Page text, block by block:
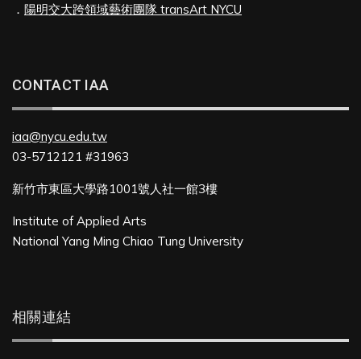
． 陽明交大跨領域藝術團隊 transArt NYCU
CONTACT IAA
iaa@nycu.edu.tw
03-5712121 #31963
新竹市東區大學路1001號人社一館3樓
Institute of Applied Arts
National Yang Ming Chiao Tung University
相關連結